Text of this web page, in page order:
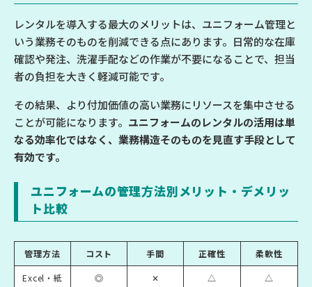
レンタルを導入する最大のメリットは、ユニフォーム管理と
いう業務そのものを削減できる点にあります。日常的な在庫
確認や発注、洗濯手配などの作業が不要になることで、担当
者の負担を大きく軽減可能です。
その結果、より付加価値の高い業務にリソースを集中させる
ことが可能になります。 ユニフォームのレンタルの活用は単
なる効率化ではなく、業務構造そのものを見直す手段として
有効です。
ユニフォームの管理方法別メリット・デメリッ
ト比較
管理方法 コスト 手間 正確性 柔軟性
Excel・紙 ◎ ✕ △ △